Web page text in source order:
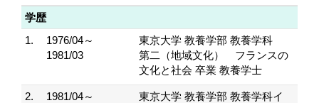
学歴
1.
1976/04～
1981/03
東京大学 教養学部 教養学科
第二（地域文化） フランスの
文化と社会 卒業 教養学士
2.
1981/04～
東京大学 教養学部 教養学科イ